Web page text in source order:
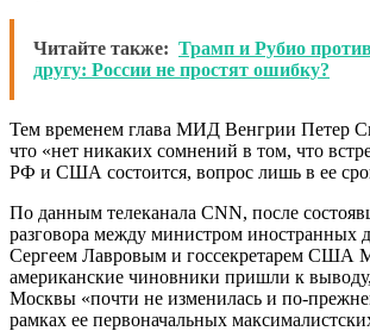
Читайте также: Трамп и Рубио
другу: России не простят ошибку?
Тем временем глава МИД Венгрии Петер
что «нет никаких сомнений в том, что
РФ и США состоится, вопрос лишь в ее
По данным телеканала CNN, после
разговора между министром иностранных
Сергеем Лавровым и госсекретарем США
американские чиновники пришли к
Москвы «почти не изменилась и по-
рамках ее первоначальных